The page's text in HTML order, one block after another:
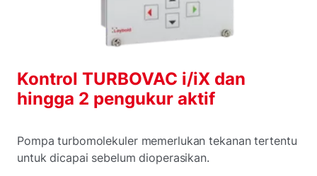
Kontrol TURBOVAC i/iX dan
hingga 2 pengukur aktif
Pompa turbomolekuler memerlukan tekanan tertentu
untuk dicapai sebelum dioperasikan.